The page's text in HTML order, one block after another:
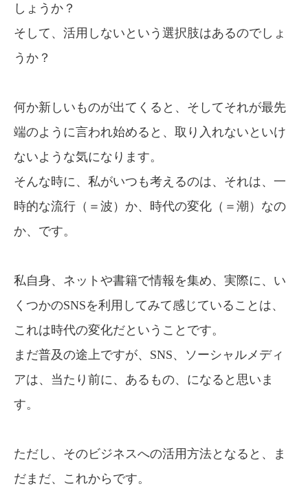
しょうか？
そして、活用しないという選択肢はあるのでしょ
うか？
何か新しいものが出てくると、 そしてそれが最先
端のように言われ始めると、 取り入れないといけ
ないような気になります。
そんな時に、私がいつも考えるのは、 それは、一
時的な流行（＝波）か、 時代の変化（＝潮）なの
か、 です。
私自身、ネットや書籍で情報を集め、実際に、い
くつかのSNSを利用してみて感じていることは、
これは時代の変化だということです。
まだ普及の途上ですが、SNS、ソーシャルメディ
アは、当たり前に、あるもの、になると思いま
す。
ただし、そのビジネスへの活用方法となると、ま
だまだ、これからです。